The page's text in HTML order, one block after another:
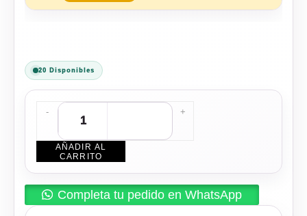
20 Disponibles
- +
AÑADIR AL
CARRITO
Completa tu pedido en WhatsApp